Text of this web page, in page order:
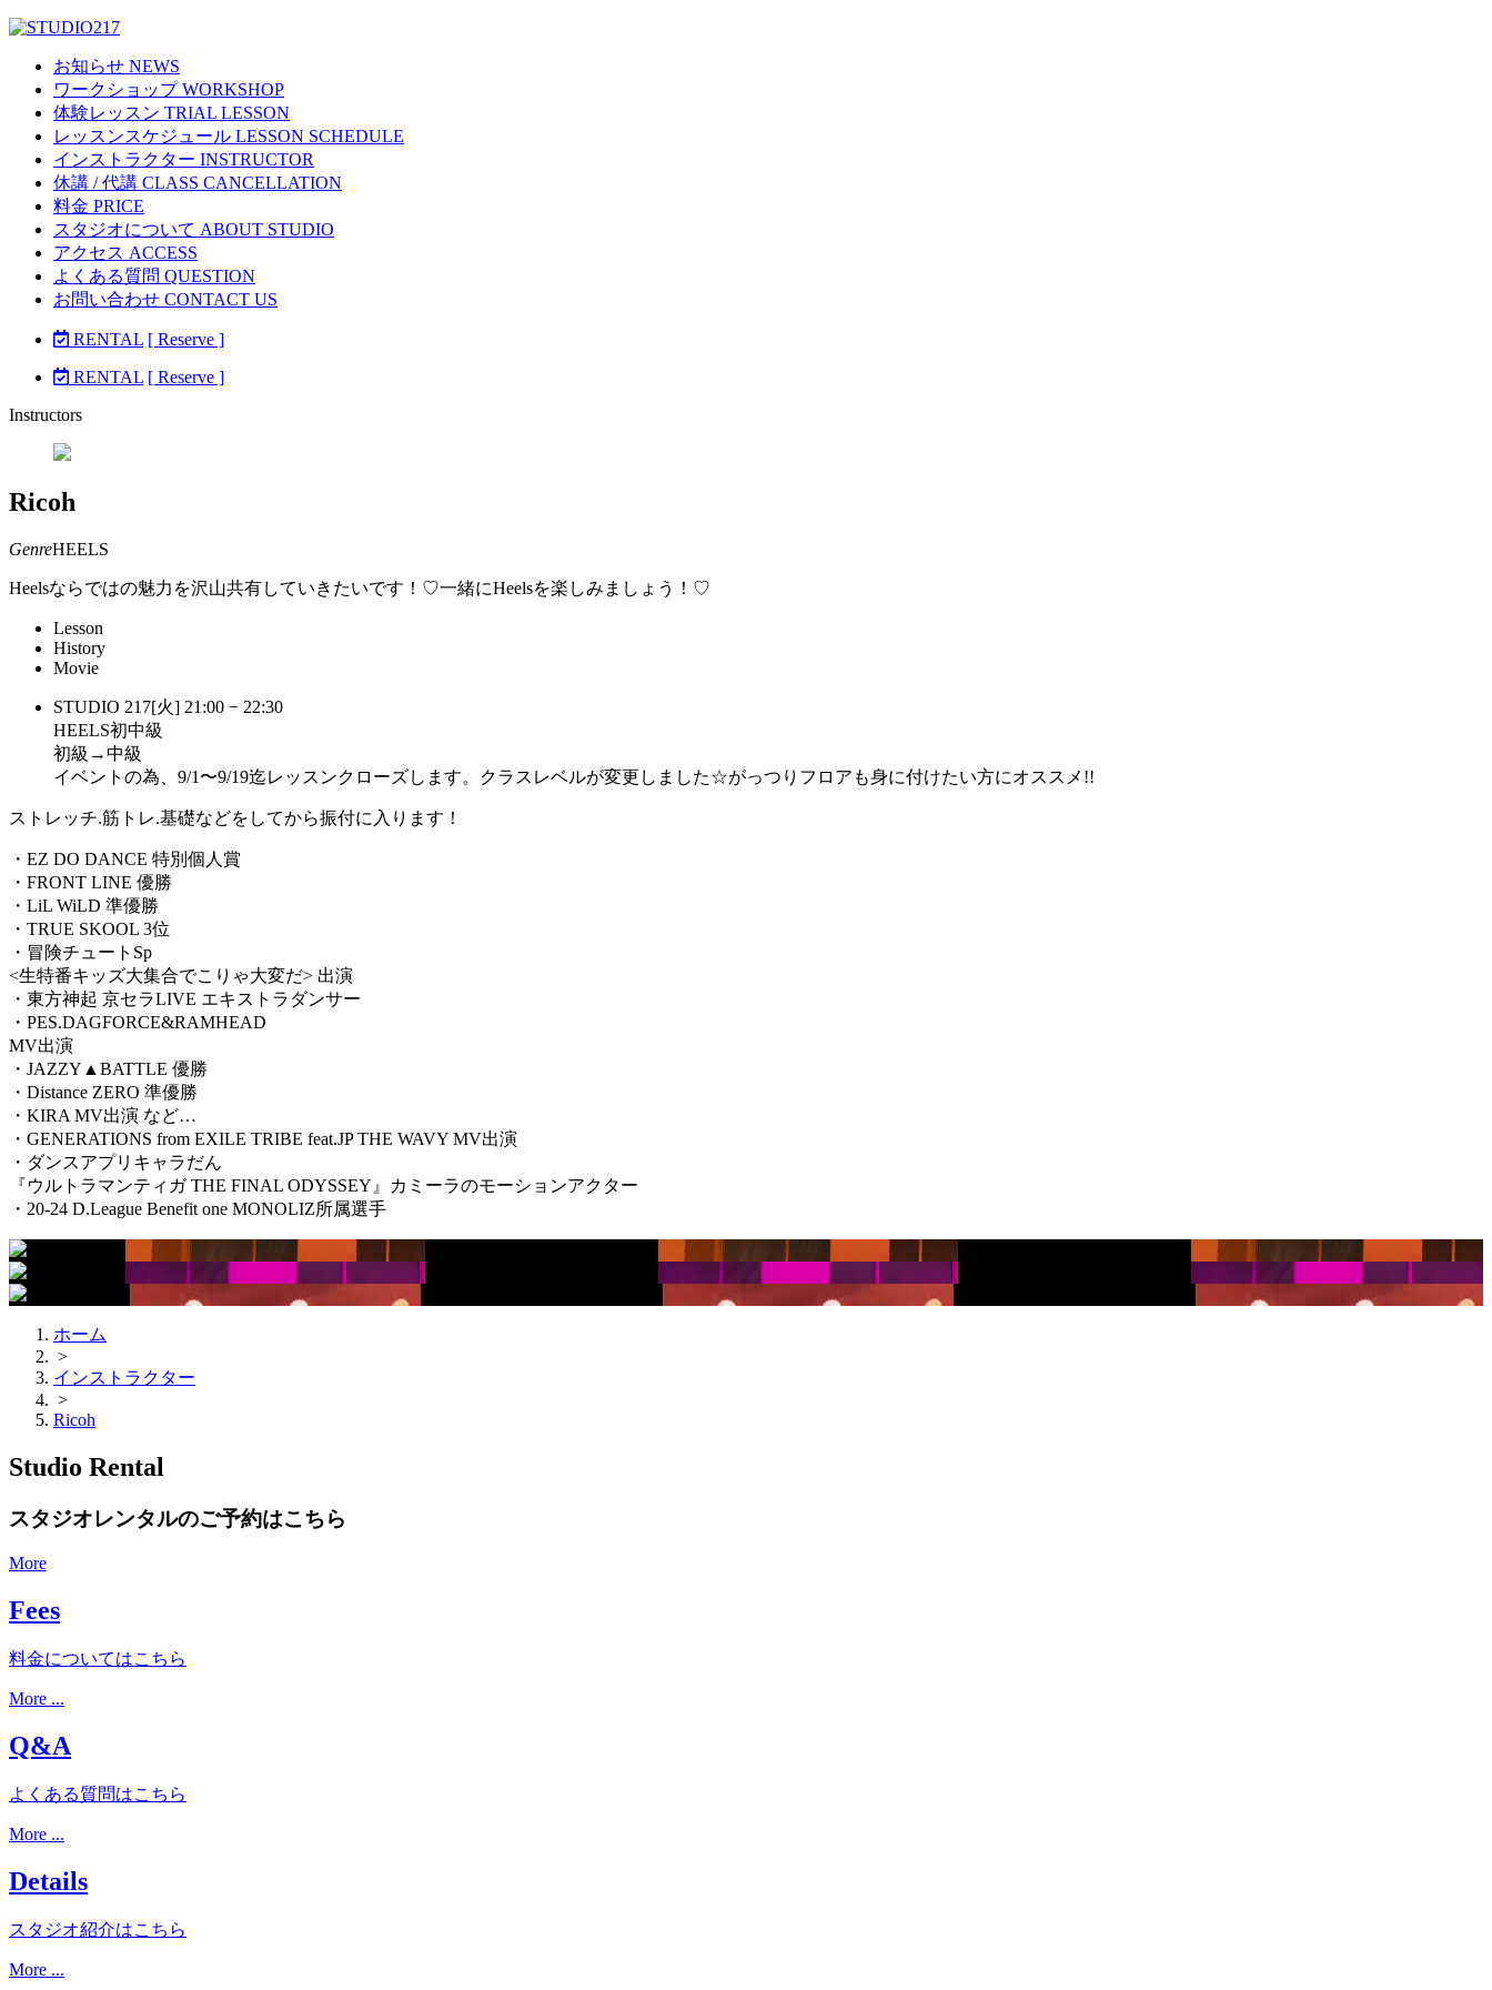
お知らせ NEWS
ワークショップ WORKSHOP
体験レッスン TRIAL LESSON
レッスンスケジュール LESSON SCHEDULE
インストラクター INSTRUCTOR
休講 / 代講 CLASS CANCELLATION
料金 PRICE
スタジオについて ABOUT STUDIO
アクセス ACCESS
よくある質問 QUESTION
お問い合わせ CONTACT US
RENTAL [ Reserve ]
RENTAL [ Reserve ]
Instructors
Ricoh
GenreHEELS
Heelsならではの魅力を沢山共有していきたいです！♡一緒にHeelsを楽しみましょう！♡
Lesson
History
Movie
STUDIO 217[火] 21:00 − 22:30
HEELS初中級
初級→中級
イベントの為、9/1〜9/19迄レッスンクローズします。クラスレベルが変更しました☆がっつりフロアも身に付けたい方にオススメ!!
ストレッチ.筋トレ.基礎などをしてから振付に入ります！
・EZ DO DANCE 特別個人賞
・FRONT LINE 優勝
・LiL WiLD 準優勝
・TRUE SKOOL 3位
・冒険チュートSp
<生特番キッズ大集合でこりゃ大変だ> 出演
・東方神起 京セラLIVE エキストラダンサー
・PES.DAGFORCE&RAMHEAD
MV出演
・JAZZY▲BATTLE 優勝
・Distance ZERO 準優勝
・KIRA MV出演 など…
・GENERATIONS from EXILE TRIBE feat.JP THE WAVY MV出演
・ダンスアプリキャラだん
『ウルトラマンティガ THE FINAL ODYSSEY』カミーラのモーションアクター
・20-24 D.League Benefit one MONOLIZ所属選手
ホーム
>
インストラクター
>
Ricoh
Studio Rental
スタジオレンタルのご予約はこちら
More
Fees
料金についてはこちら
More ...
Q&A
よくある質問はこちら
More ...
Details
スタジオ紹介はこちら
More ...